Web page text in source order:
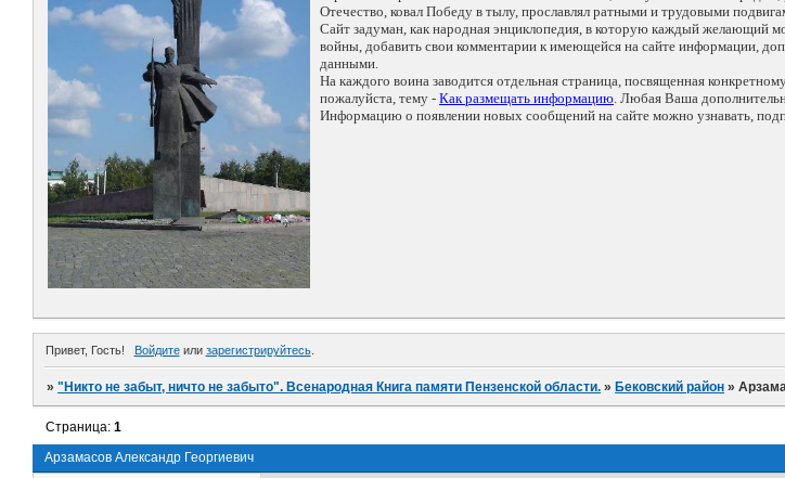
Отечество, ковал Победу в тылу, прославлял ратными и трудовыми
Сайт задуман, как народная энциклопедия, в которую каждый желающий
войны, добавить свои комментарии к имеющейся на сайте информации,
данными.
На каждого воина заводится отдельная страница, посвященная
пожалуйста, тему - Как размещать информацию. Любая Ваша
Информацию о появлении новых сообщений на сайте можно узнавать,
Привет, Гость! Войдитеили зарегистрируйтесь.
»"Никто не забыт, ничто не забыто". Всенародная Книга памяти Пензенской области. » Бековский район »
Арзамасов Александр Георгиевич
Страница:1